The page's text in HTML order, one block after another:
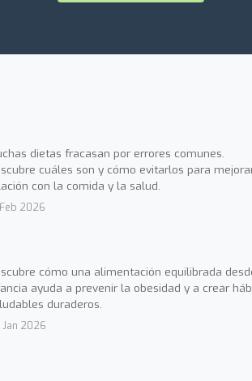
dietas fracasan por errores comunes.
cuáles son y cómo evitarlos para
con la comida y la salud.
2026
cómo una alimentación equilibrada
ayuda a prevenir la obesidad y a crear
duraderos.
Jan 2026